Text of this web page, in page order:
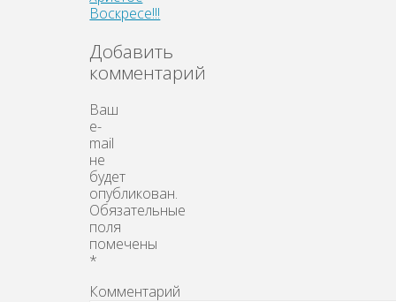
Воскресе!!!
Добавить
комментарий
Ваш
e-
mail
не
будет
опубликован.
Обязательные
поля
помечены
*
Комментарий